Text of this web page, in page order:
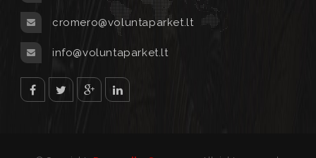
cromero@voluntaparket.lt
info@voluntaparket.lt